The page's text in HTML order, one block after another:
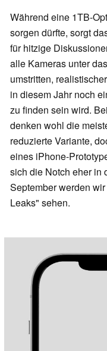
Während eine 1TB-
sorgen dürfte, sorgt
für hitzige
alle Kameras unter
umstritten,
in diesem Jahr noch
zu finden sein wird.
denken wohl die
reduzierte Variante,
eines iPhone-
sich die Notch eher in
September werden
Leaks" sehen.